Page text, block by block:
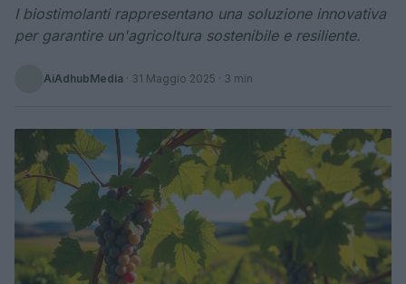
I biostimolanti rappresentano una soluzione innovativa
per garantire un'agricoltura sostenibile e resiliente.
AiAdhubMedia · 31 Maggio 2025 · 3 min